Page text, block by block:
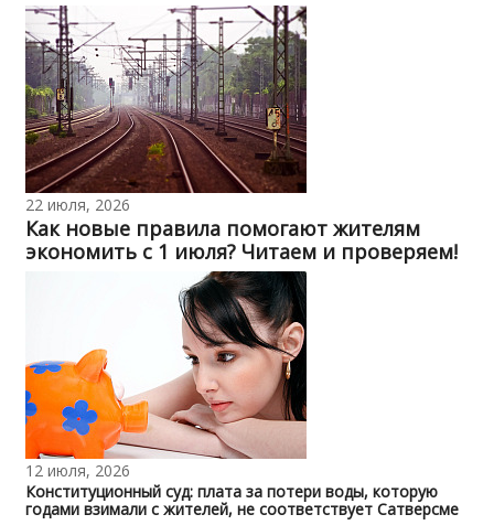
22 июля, 2026
Как новые правила помогают жителям
экономить с 1 июля? Читаем и проверяем!
12 июля, 2026
Конституционный суд: плата за потери воды, которую
годами взимали с жителей, не соответствует Сатверсме